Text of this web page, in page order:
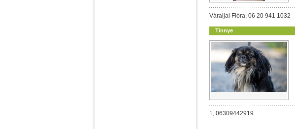
Váraljai Flóra, 06 20 941 1032
Tinnye
1, 06309442919